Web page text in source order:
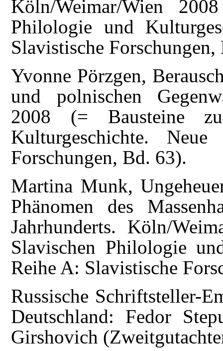
Köln/Weimar/Wien
Philologie und
Slavistische
Yvonne Pörzgen,
und polnischen
2008 (= Bausteine
Kulturgeschichte.
Forschungen, Bd. 63).
Martina Munk,
Phänomen des
Jahrhunderts. Köln/
Slavischen Philologie
Reihe A: Slavistische
Russische Schriftsteller-
Deutschland: Fedor
Girshovich